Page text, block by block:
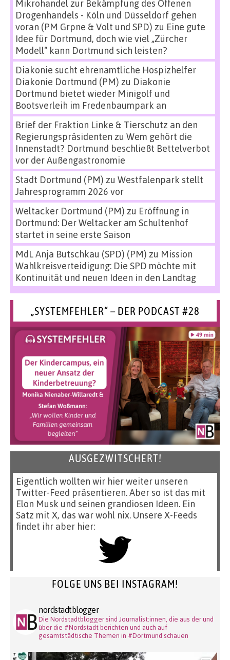
Mikrohandel zur Bekämpfung des Offenen
Drogenhandels - Köln und Düsseldorf gehen
voran (PM Grpne & Volt und SPD) zu Eine gute
Idee für Dortmund, doch wie viel „Zürcher
Modell“ kann Dortmund sich leisten?
Diakonie sucht ehrenamtliche Hospizhelfer
Diakonie Dortmund (PM) zu Diakonie
Dortmund bietet wieder Minigolf und
Bootsverleih im Fredenbaumpark an
Brief der Fraktion Linke & Tierschutz an den
Regierungspräsidenten zu Wem gehört die
Innenstadt? Dortmund beschließt Bettelverbot
vor der Außengastronomie
Stadt Dortmund (PM) zu Westfalenpark stellt
Jahresprogramm 2026 vor
Weltacker Dortmund (PM) zu Eröffnung in
Dortmund: Der Weltacker am Schultenhof
startet in seine erste Saison
MdL Anja Butschkau (SPD) (PM) zu Mission
Wahlkreisverteidigung: Die SPD möchte mit
Kontinuität und neuen Ideen in den Landtag
„SYSTEMFEHLER“ – DER PODCAST #28
AUSGEZWITSCHERT!
Eigentlich wollten wir hier weiter unseren
Twitter-Feed präsentieren. Aber so ist das mit
Elon Musk und seinen grandiosen Ideen. Ein
Satz mit X, das war wohl nix. Unsere X-Feeds
findet ihr aber hier:
FOLGE UNS BEI INSTAGRAM!
nordstadtblogger
Die Nordstadtblogger sind Journalist:innen, die aus der und
über die #Nordstadt berichten und auch auf
gesamtstädtische Themen in #Dortmund schauen